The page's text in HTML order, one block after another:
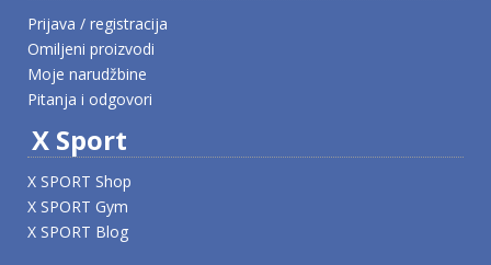
Prijava / registracija
Omiljeni proizvodi
Moje narudžbine
Pitanja i odgovori
X Sport
X SPORT Shop
X SPORT Gym
X SPORT Blog